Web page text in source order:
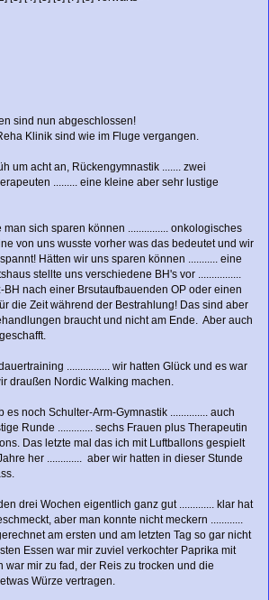
sind nun abgeschlossen!
Klinik sind wie im Fluge vergangen.
um acht an, Rückengymnastik ....... zwei
......... eine kleine aber sehr lustige
sich sparen können ............... onkologisches
von uns wusste vorher was das bedeutet und wir
Hätten wir uns sparen können ........... eine
stellte uns verschiedene BH's vor ................
nach einer Brsutaufbauenden OP oder einen
die Zeit während der Bestrahlung! Das sind aber
braucht und nicht am Ende. Aber auch
................ wir hatten Glück und es war
draußen Nordic Walking machen.
es noch Schulter-Arm-Gymnastik .............. auch
Runde ............. sechs Frauen plus Therapeutin
Das letzte mal das ich mit Luftballons gespielt
her ............. aber wir hatten in dieser Stunde
drei Wochen eigentlich ganz gut ............. klar hat
aber man konnte nicht meckern ............
am ersten und am letzten Tag so gar nicht
Essen war mir zuviel verkochter Paprika mit
war mir zu fad, der Reis zu trocken und die
Würze vertragen.